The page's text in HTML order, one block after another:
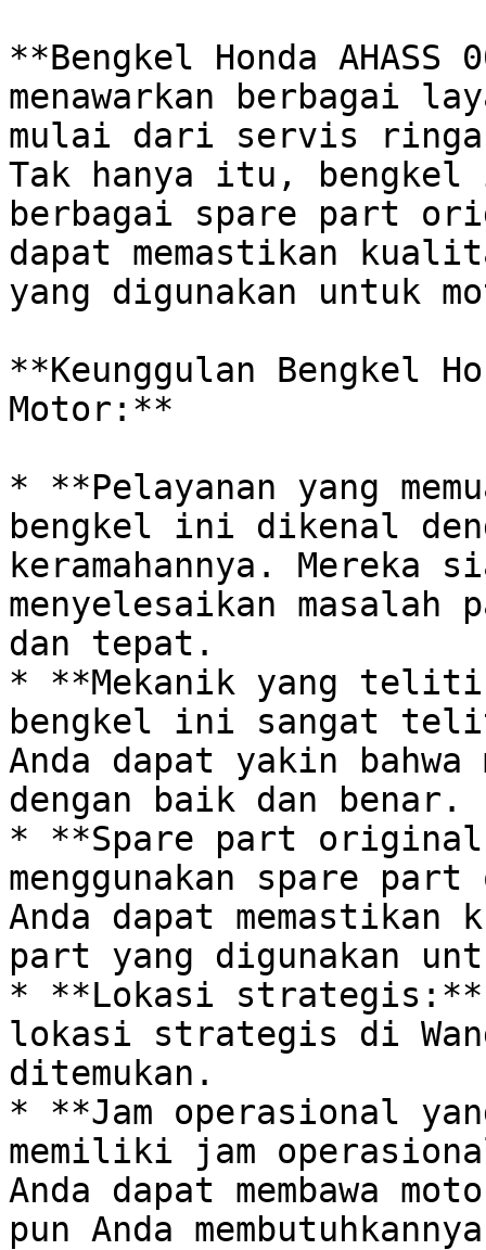
**Bengkel Honda AHASS
menawarkan berbagai
mulai dari servis
Tak hanya itu, bengkel
berbagai spare part
dapat memastikan
yang digunakan untuk
**Keunggulan Bengkel
Motor:**
* **Pelayanan yang
bengkel ini dikenal
keramahannya. Mereka
menyelesaikan masalah
dan tepat.
* **Mekanik yang
bengkel ini sangat
Anda dapat yakin
dengan baik dan benar.
* **Spare part original
menggunakan spare
Anda dapat
part yang digunakan
* **Lokasi
lokasi strategis di
ditemukan.
* **Jam operasional
memiliki jam
Anda dapat membawa
pun Anda